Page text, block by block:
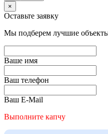
×
Оставьте заявку
Мы подберем лучшие
Ваше имя
Ваш телефон
Ваш E-Mail
Выполните капчу